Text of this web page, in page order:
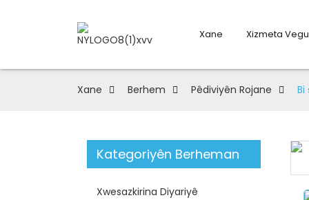
Xane Xizmeta
Xane Berhem Pêdiviyên Rojane
Kategoriyên Berheman
Xwesazkirina Diyariyê